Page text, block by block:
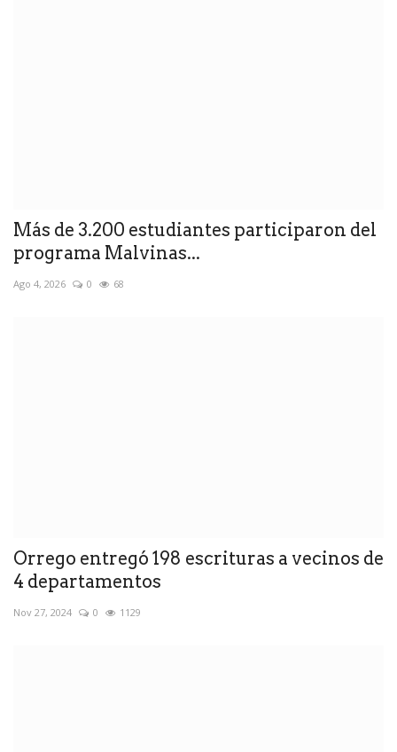
Más de 3.200 estudiantes participaron del
programa Malvinas...
Ago 4, 2026 0 68
Orrego entregó 198 escrituras a vecinos de
4 departamentos
Nov 27, 2024 0 1129